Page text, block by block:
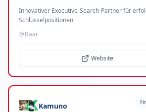
Innovativer Executive-Search-Partner für
Schlüsselpositionen
Baar
Website
Kamuno